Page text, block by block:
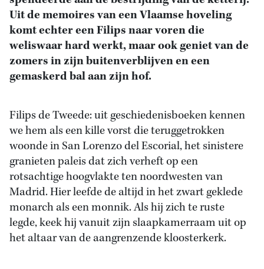
Uit de memoires van een Vlaamse hoveling
komt echter een Filips naar voren die
weliswaar hard werkt, maar ook geniet van de
zomers in zijn buitenverblijven en een
gemaskerd bal aan zijn hof.
Filips de Tweede: uit geschiedenisboeken kennen
we hem als een kille vorst die teruggetrokken
woonde in San Lorenzo del Escorial, het sinistere
granieten paleis dat zich verheft op een
rotsachtige hoogvlakte ten noordwesten van
Madrid. Hier leefde de altijd in het zwart geklede
monarch als een monnik. Als hij zich te ruste
legde, keek hij vanuit zijn slaapkamerraam uit op
het altaar van de aangrenzende kloosterkerk.